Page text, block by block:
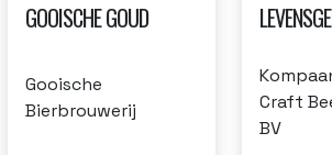
GOOISCHE GOUD
Gooische
Bierbrouwerij
Craft
BV